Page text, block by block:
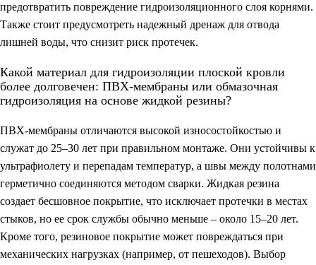
предотвратить повреждение гидроизоляционного слоя корнями.
Также стоит предусмотреть надежный дренаж для отвода
лишней воды, что снизит риск протечек.
Какой материал для гидроизоляции плоской кровли
более долговечен: ПВХ-мембраны или обмазочная
гидроизоляция на основе жидкой резины?
ПВХ-мембраны отличаются высокой износостойкостью и
служат до 25–30 лет при правильном монтаже. Они устойчивы к
ультрафиолету и перепадам температур, а швы между полотнами
герметично соединяются методом сварки. Жидкая резина
создает бесшовное покрытие, что исключает протечки в местах
стыков, но ее срок службы обычно меньше – около 15–20 лет.
Кроме того, резиновое покрытие может повреждаться при
механических нагрузках (например, от пешеходов). Выбор